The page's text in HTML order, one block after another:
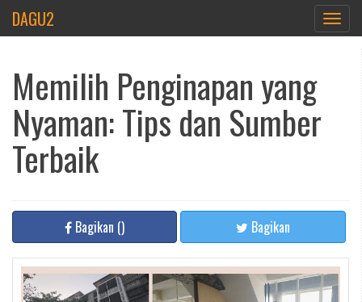
Toggle
DAGU2
Memilih Penginapan yang
Nyaman: Tips dan Sumber
Terbaik
Bagikan () Bagikan